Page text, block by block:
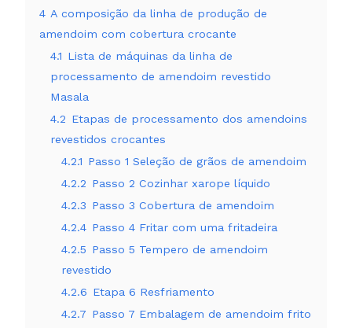
4 A composição da linha de produção de
amendoim com cobertura crocante
4.1 Lista de máquinas da linha de
processamento de amendoim revestido
Masala
4.2 Etapas de processamento dos amendoins
revestidos crocantes
4.2.1 Passo 1 Seleção de grãos de amendoim
4.2.2 Passo 2 Cozinhar xarope líquido
4.2.3 Passo 3 Cobertura de amendoim
4.2.4 Passo 4 Fritar com uma fritadeira
4.2.5 Passo 5 Tempero de amendoim
revestido
4.2.6 Etapa 6 Resfriamento
4.2.7 Passo 7 Embalagem de amendoim frito